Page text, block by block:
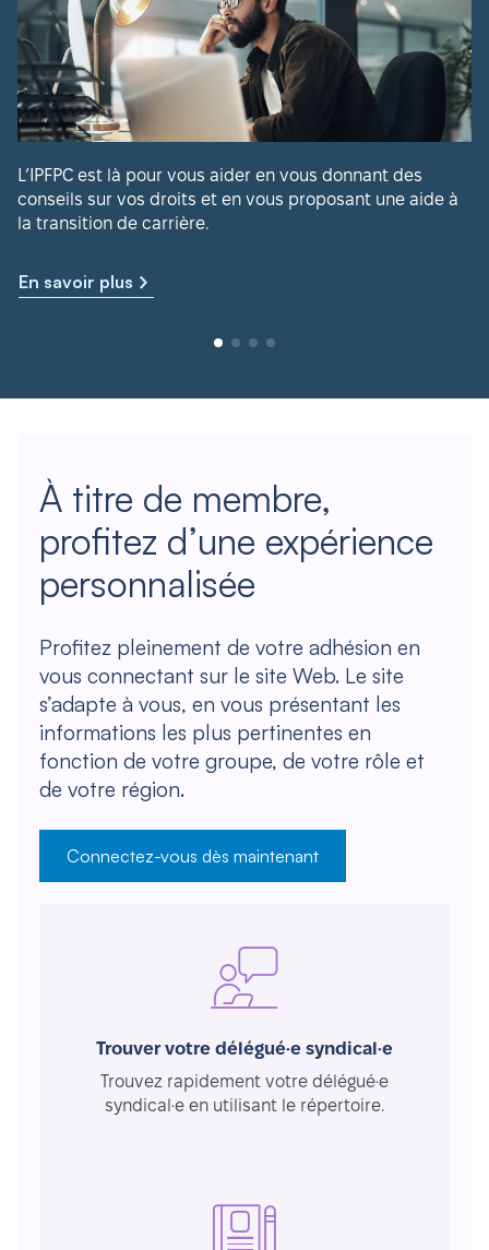
L’IPFPC est là pour vous aider en vous donnant des
conseils sur vos droits et en vous proposant une aide à
la transition de carrière.
En savoir plus
À titre de membre,
profitez d’une expérience
personnalisée
Profitez pleinement de votre adhésion en
vous connectant sur le site Web. Le site
s’adapte à vous, en vous présentant les
informations les plus pertinentes en
fonction de votre groupe, de votre rôle et
de votre région.
Connectez-vous dès maintenant
Trouver votre délégué·e syndical·e
Trouvez rapidement votre délégué·e
syndical·e en utilisant le répertoire.